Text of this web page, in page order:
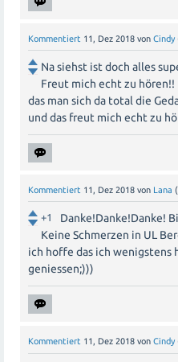
Kommentiert 11, Dez 2018 von Cindy
Na siehst ist doch alles
Freut mich echt zu hören!!
das man sich da total die
und das freut mich echt zu
Kommentiert 11, Dez 2018 von Lana (
+1
Danke!Danke!Danke!
Keine Schmerzen in UL
ich hoffe das ich wenigstens
geniessen;)))
Kommentiert 11, Dez 2018 von Cindy